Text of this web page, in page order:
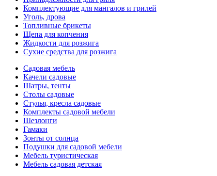
Комплектующие для мангалов и грилей
Уголь, дрова
Топливные брикеты
Щепа для копчения
Жидкости для розжига
Сухие средства для розжига
Садовая мебель
Качели садовые
Шатры, тенты
Столы садовые
Стулья, кресла садовые
Комплекты садовой мебели
Шезлонги
Гамаки
Зонты от солнца
Подушки для садовой мебели
Мебель туристическая
Мебель садовая детская